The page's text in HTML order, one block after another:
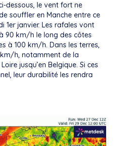
dessous, le vent fort ne
souffler en Manche entre ce
1er janvier. Les rafales vont
90 km/h le long des côtes
à 100 km/h. Dans les terres,
h, notamment de la
jusqu’en Belgique. Si ces
leur durabilité les rendra